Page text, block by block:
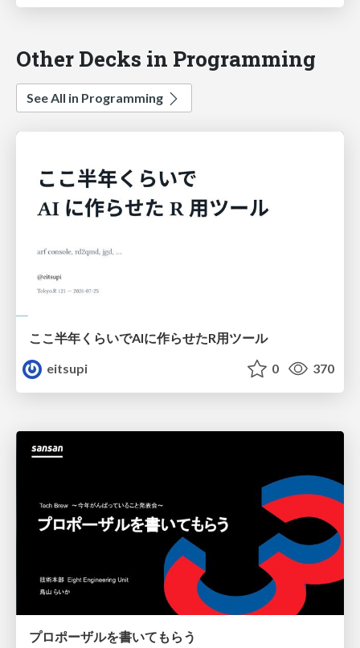
Other Decks in Programming
See All in Programming
ここ半年くらいでAIに作らせたR用ツール
eitsupi
0 370
プロポーザルを書いてもらう